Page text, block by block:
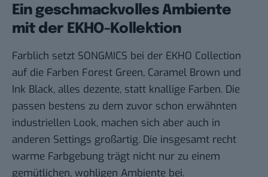
Ein geschmackvolles Ambiente
mit der EKHO-Kollektion
Farblich setzt SONGMICS bei der EKHO Collection
auf die Farben Forest Green, Caramel Brown und
Ink Black, alles dezente, statt knallige Farben. Die
passen bestens zu dem zuvor schon erwähnten
industriellen Look, machen sich aber auch in
anderen Settings großartig. Die insgesamt recht
warme Farbgebung trägt nicht nur zu einem
gemütlichen, wohligen Ambiente bei.